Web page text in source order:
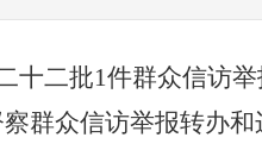
十二批1件群众信访
群众信访举报转办和